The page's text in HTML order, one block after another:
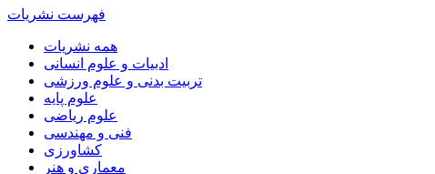
فهرست نشریات
همه نشریات
ادبیات و علوم انسانی
تربیت بدنی و علوم ورزشی
علوم پایه
علوم ریاضی
فنی و مهندسی
کشاورزی
معماری و هنر